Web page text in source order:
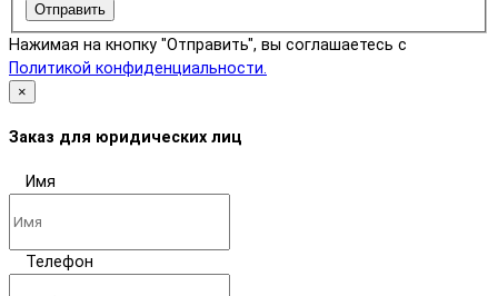
Отправить
Нажимая на кнопку "Отправить", вы соглашаетесь с
Политикой конфиденциальности.
×
Заказ для юридических лиц
Имя
Телефон